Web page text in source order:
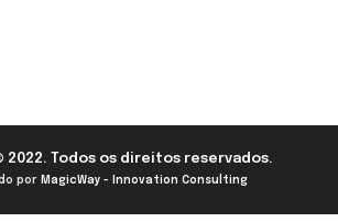
Todos os direitos reservados.
por MagicWay - Innovation Consulting